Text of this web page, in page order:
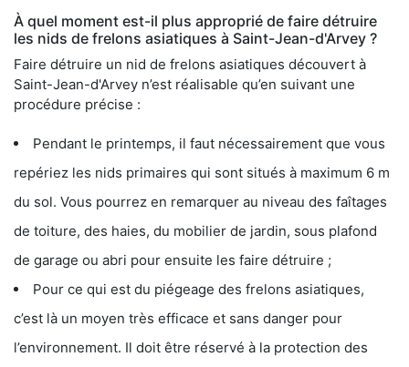
À quel moment est-il plus approprié de faire détruire
les nids de frelons asiatiques à Saint-Jean-d'Arvey ?
Faire détruire un nid de frelons asiatiques découvert à
Saint-Jean-d'Arvey n’est réalisable qu’en suivant une
procédure précise :
Pendant le printemps, il faut nécessairement que vous
repériez les nids primaires qui sont situés à maximum 6 m
du sol. Vous pourrez en remarquer au niveau des faîtages
de toiture, des haies, du mobilier de jardin, sous plafond
de garage ou abri pour ensuite les faire détruire ;
Pour ce qui est du piégeage des frelons asiatiques,
c’est là un moyen très efficace et sans danger pour
l’environnement. Il doit être réservé à la protection des